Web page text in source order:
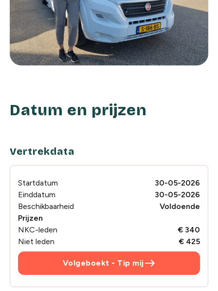
Datum en prijzen
Vertrekdata
Startdatum
30-05-2026
Einddatum
30-05-2026
Beschikbaarheid
Voldoende
Prijzen
NKC-leden
€ 340
Niet leden
€ 425
east
Volgeboekt - Tip mij